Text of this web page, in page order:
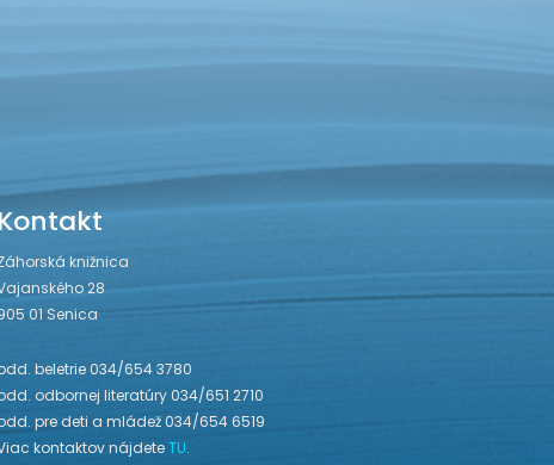
knižnica
28
01 Senica
beletrie 034/654 3780
odbornej literatúry 034/651 2710
pre deti a mládež 034/654 6519
kontaktov nájdeteTU.